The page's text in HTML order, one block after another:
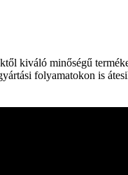
kiváló minőségű
folyamatokon is